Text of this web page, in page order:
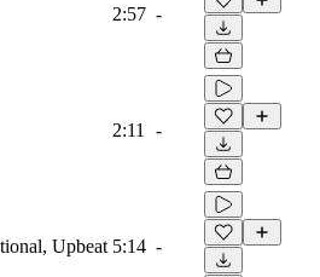
2:57 -
2:11 -
Upbeat 5:14 -